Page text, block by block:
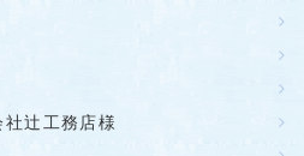
辻工務店様